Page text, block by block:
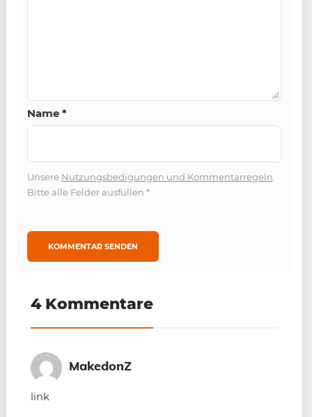
Name *
Unsere Nutzungsbedigungen und Kommentarregeln.
Bitte alle Felder ausfüllen *
4 Kommentare
MakedonZ
link